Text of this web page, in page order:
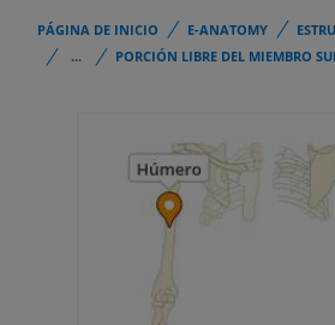
PÁGINA DE INICIO E-ANATOMY
...
PORCIÓN LIBRE DEL MIEMBRO